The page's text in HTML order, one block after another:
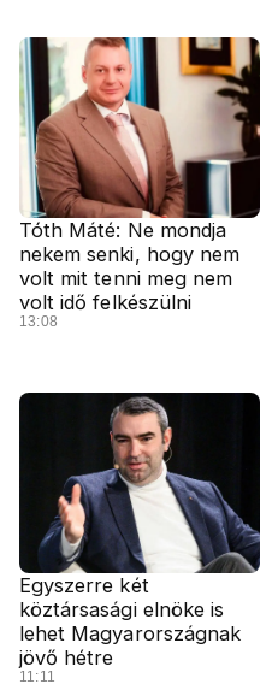
Tóth Máté: Ne mondja
nekem senki, hogy nem
volt mit tenni meg nem
volt idő felkészülni
13:08
Egyszerre két
köztársasági elnöke is
lehet Magyarországnak
jövő hétre
11:11